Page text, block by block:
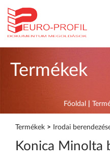
Termékek
Főoldal
Termékek > Irodai
Konica Minolta